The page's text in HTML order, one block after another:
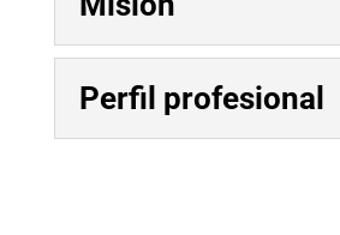
Perfil profesional